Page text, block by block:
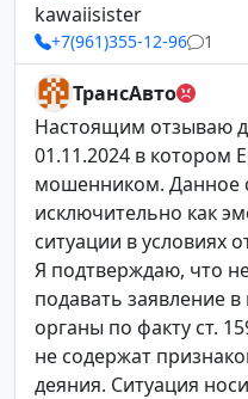
kawaiisister
+7(961)355-12-96 1
ТрансАвто
Настоящим отзываю
01.11.2024 в котором
мошенником. Данное
исключительно как
ситуации в условиях
Я подтверждаю, что
подавать заявление
органы по факту ст.
не содержат
деяния. Ситуация